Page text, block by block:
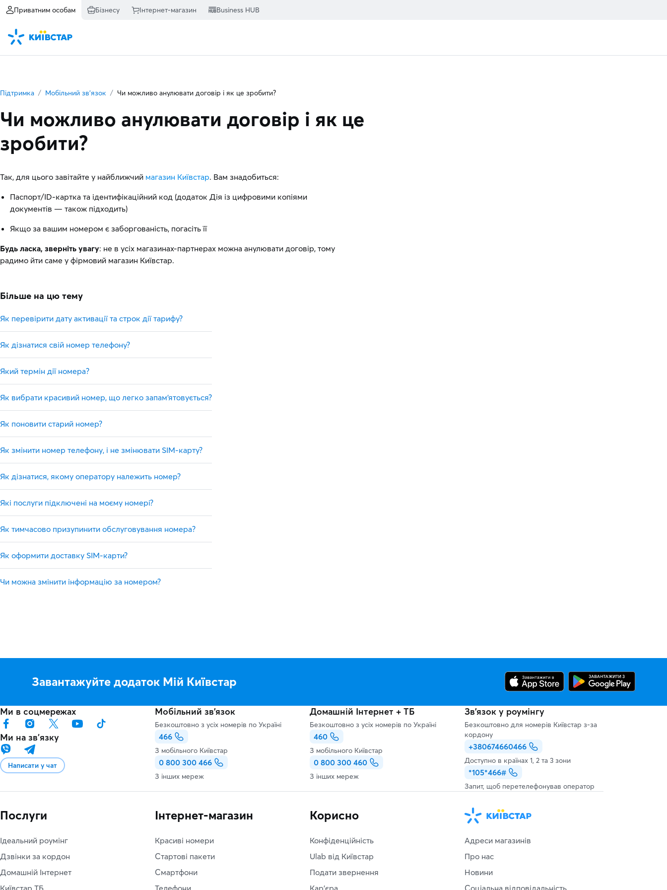
Приватним особам Бізнесу Інтернет-магазин Business HUB
Підтримка Мобільний зв’язок Чи можливо анулювати договір і як це зробити?
Чи можливо анулювати договір і як це
зробити?
Так, для цього завітайте у найближчий магазин Київстар. Вам знадобиться:
Паспорт/ID-картка та ідентифікаційний код (додаток Дія із цифровими копіями
документів — також підходить)
Якщо за вашим номером є заборгованість, погасіть її
Будь ласка, зверніть увагу: не в усіх магазинах-партнерах можна анулювати договір, тому
радимо йти саме у фірмовий магазин Київстар.
Більше на цю тему
Як перевірити дату активації та строк дії тарифу?
Як дізнатися свій номер телефону?
Який термін дії номера?
Як вибрати красивий номер, що легко запам'ятовується?
Як поновити старий номер?
Як змінити номер телефону, і не змінювати SIM-карту?
Як дізнатися, якому оператору належить номер?
Які послуги підключені на моєму номері?
Як тимчасово призупинити обслуговування номера?
Як оформити доставку SIM-карти?
Чи можна змінити інформацію за номером?
Завантажуйте додаток Мій Київстар
Ми в соцмережах
Ми на звʼязку
Написати у чат
Мобільний зв'язок
Безкоштовно з усіх номерів по Україні
466
З мобільного Київстар
0 800 300 466
З інших мереж
Домашній Інтернет + ТБ
Безкоштовно з усіх номерів по Україні
460
З мобільного Київстар
0 800 300 460
З інших мереж
Зв’язок у роумінгу
Безкоштовно для номерів Київстар з-за
кордону
+380674660466
Доступно в країнах 1, 2 та 3 зони
*105*466#
Запит, щоб перетелефонував оператор
Послуги
Ідеальний роумінг
Дзвінки за кордон
Домашній Інтернет
Київстар ТБ
Інтернет-магазин
Красиві номери
Стартові пакети
Смартфони
Телефони
Корисно
Конфіденційність
Ulab від Київстар
Подати звернення
Кар'єра
Адреси магазинів
Про нас
Новини
Соціальна відповідальність